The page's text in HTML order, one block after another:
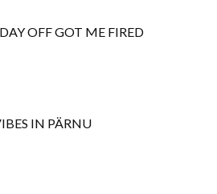
OFF GOT ME FIRED
IN PÄRNU